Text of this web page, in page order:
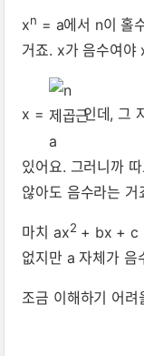
xn = a에서 n이 홀
거죠. x가 음수여야
x = 인데, 그
있어요. 그러니까
않아도 음수라는 거
마치 ax2 + bx + c
없지만 a 자체가 음
조금 이해하기 어